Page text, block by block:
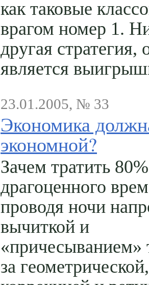
как таковые
врагом номер 1.
другая стратегия,
является
23.01.2005, № 33
Экономика
экономной?
Зачем тратить 80%
драгоценного
проводя ночи
вычиткой и
«причесыванием»
за